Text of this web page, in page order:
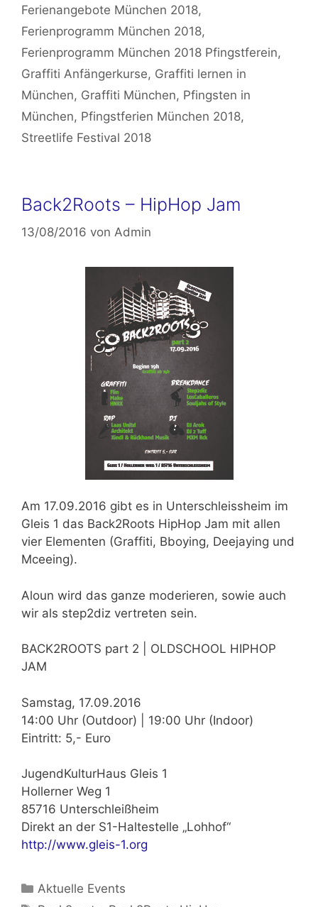
Ferienangebote München 2018,
Ferienprogramm München 2018,
Ferienprogramm München 2018 Pfingstferein,
Graffiti Anfängerkurse, Graffiti lernen in
München, Graffiti München, Pfingsten in
München, Pfingstferien München 2018,
Streetlife Festival 2018
Back2Roots – HipHop Jam
13/08/2016 von Admin
Am 17.09.2016 gibt es in Unterschleissheim im
Gleis 1 das Back2Roots HipHop Jam mit allen
vier Elementen (Graffiti, Bboying, Deejaying und
Mceeing).
Aloun wird das ganze moderieren, sowie auch
wir als step2diz vertreten sein.
BACK2ROOTS part 2 | OLDSCHOOL HIPHOP
JAM
Samstag, 17.09.2016
14:00 Uhr (Outdoor) | 19:00 Uhr (Indoor)
Eintritt: 5,- Euro
JugendKulturHaus Gleis 1
Hollerner Weg 1
85716 Unterschleißheim
Direkt an der S1-Haltestelle „Lohhof“
http://www.gleis-1.org
Kategorien
Aktuelle Events